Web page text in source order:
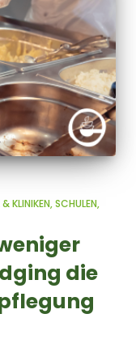
KLINIKEN SCHULEN
die